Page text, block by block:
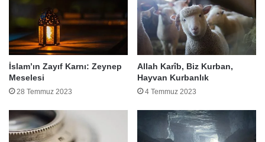
İslam’ın Zayıf Karnı: Zeynep
Meselesi
28 Temmuz 2023
Allah Karîb, Biz Kurban,
Hayvan Kurbanlık
4 Temmuz 2023